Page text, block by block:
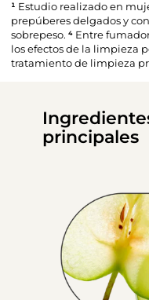
¹ Estudio realizado en
prepúberes delgados y
sobrepeso. ⁴ Entre
los efectos de la limpieza
tratamiento de limpieza
principales